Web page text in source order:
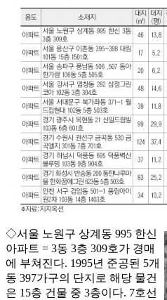
◇서울 노원구 상계동 995 한신
아파트 = 3동 3층 309호가 경매
에 부쳐진다. 1995년 준공된 5개
동 397가구의 단지로 해당 물건
은 15층 건물 중 3층이다. 7호선